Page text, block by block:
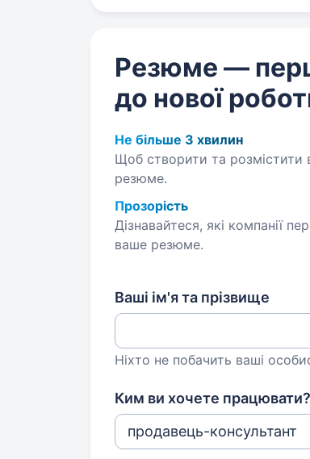
Резюме —
до нової
Не більше 3 хвилин
Щоб створити та розмістити
резюме.
Прозорість
Дізнавайтеся, які компанії
ваше резюме.
Ваші ім'я та прізвище
Ніхто не побачить ваші
Ким ви хочете працювати?